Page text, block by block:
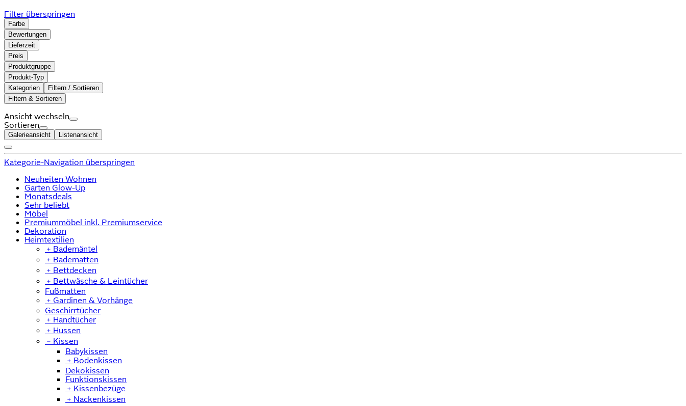
Filter überspringen
Farbe
Bewertungen
Lieferzeit
Preis
Produktgruppe
Produkt-Typ
Kategorien
Filtern / Sortieren
Filtern & Sortieren
Ansicht wechseln
Sortieren
Galerieansicht Listenansicht
Kategorie-Navigation überspringen
Neuheiten Wohnen
Garten Glow-Up
Monatsdeals
Sehr beliebt
Möbel
Premiummöbel inkl. Premiumservice
Dekoration
Heimtextilien
﹢ Bademäntel
﹢ Badematten
﹢ Bettdecken
﹢ Bettwäsche & Leintücher
Fußmatten
﹢ Gardinen & Vorhänge
Geschirrtücher
﹢ Handtücher
﹢ Hussen
﹣ Kissen
Babykissen
﹢ Bodenkissen
Dekokissen
Funktionskissen
﹢ Kissenbezüge
﹢ Nackenkissen